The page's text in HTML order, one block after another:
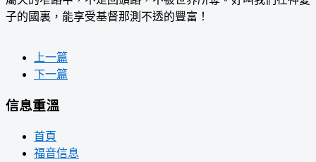
子的國裏，能享受基督那測不透的豐富！
上一篇
下一篇
信息重溫
首頁
福音信息